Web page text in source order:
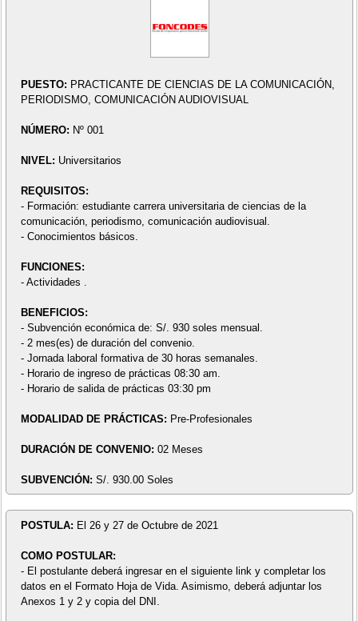
PUESTO: PRACTICANTE DE CIENCIAS DE LA COMUNICACIÓN,
PERIODISMO, COMUNICACIÓN AUDIOVISUAL
NÚMERO: Nº 001
NIVEL: Universitarios
REQUISITOS:
- Formación: estudiante carrera universitaria de ciencias de la
comunicación, periodismo, comunicación audiovisual.
- Conocimientos básicos.
FUNCIONES:
- Actividades .
BENEFICIOS:
- Subvención económica de: S/. 930 soles mensual.
- 2 mes(es) de duración del convenio.
- Jornada laboral formativa de 30 horas semanales.
- Horario de ingreso de prácticas 08:30 am.
- Horario de salida de prácticas 03:30 pm
MODALIDAD DE PRÁCTICAS: Pre-Profesionales
DURACIÓN DE CONVENIO: 02 Meses
SUBVENCIÓN: S/. 930.00 Soles
POSTULA: El 26 y 27 de Octubre de 2021
COMO POSTULAR:
- El postulante deberá ingresar en el siguiente link y completar los
datos en el Formato Hoja de Vida. Asimismo, deberá adjuntar los
Anexos 1 y 2 y copia del DNI.